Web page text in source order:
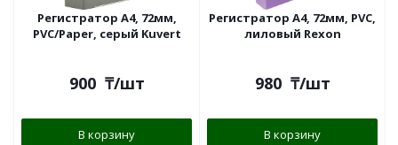
Регистратор А4, 72мм,
PVC/Paper, серый Kuvert
900 ₸/шт
В корзину
Регистратор A4, 72мм, PVC,
лиловый Rexon
980 ₸/шт
В корзину